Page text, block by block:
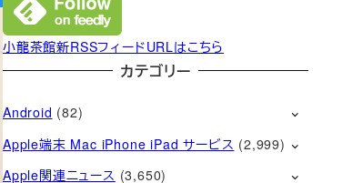
小龍茶館新RSSフィードURLはこちら
カテゴリー
Android (82)
Apple端末 Mac iPhone iPad サービス (2,999)
Apple関連ニュース (3,650)